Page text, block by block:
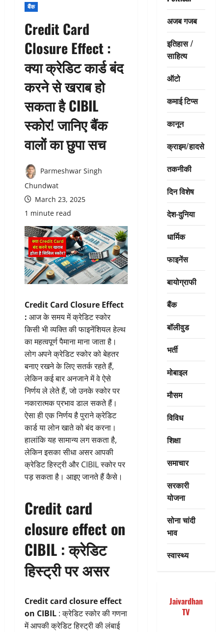
बैंक
Credit Card
Closure Effect :
क्या क्रेडिट कार्ड बंद
करने से खराब हो
सकता है CIBIL
स्कोर! जानिए बैंक
वालों का छुपा सच
Parmeshwar Singh
Chundwat
March 23, 2025
1 minute read
Credit Card Closure Effect
: आज के समय में क्रेडिट स्कोर
किसी भी व्यक्ति की फाइनेंशियल हेल्थ
का महत्वपूर्ण पैमाना माना जाता है।
लोग अपने क्रेडिट स्कोर को बेहतर
बनाए रखने के लिए सतर्क रहते हैं,
लेकिन कई बार अनजाने में वे ऐसे
निर्णय ले लेते हैं, जो उनके स्कोर पर
नकारात्मक प्रभाव डाल सकते हैं।
ऐसा ही एक निर्णय है पुराने क्रेडिट
कार्ड या लोन खाते को बंद करना।
हालांकि यह सामान्य लग सकता है,
लेकिन इसका सीधा असर आपकी
क्रेडिट हिस्ट्री और CIBIL स्कोर पर
पड़ सकता है। आइए जानते हैं कैसे।
Credit card
closure effect on
CIBIL : क्रेडिट
हिस्ट्री पर असर
Credit card closure effect
on CIBIL : क्रेडिट स्कोर की गणना
में आपकी क्रेडिट हिस्ट्री की लंबाई
अजब गजब
इतिहास /
साहित्य
ऑटो
कमाई टिप्स
कानून
क्राइम/हादसे
तकनीकी
दिन विशेष
देश-दुनिया
धार्मिक
फाइनेंस
बायोग्राफी
बैंक
बॉलीवुड
भर्ती
मोबाइल
मौसम
विविध
शिक्षा
समाचार
सरकारी
योजना
सोना चांदी
भाव
स्वास्थ्य
Jaivardhan
TV